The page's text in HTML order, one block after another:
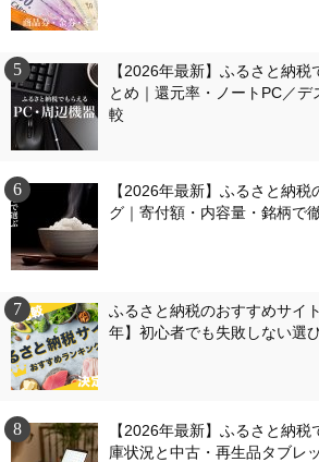
【2026年最新】ふるさと納税
とめ｜還元率・ノートPC／
較
【2026年最新】ふるさと納
グ｜寄付額・内容量・銘柄で
ふるさと納税のおすすめサイ
年】初心者でも失敗しない選
【2026年最新】ふるさと納
庫状況と中古・再生品タブレ